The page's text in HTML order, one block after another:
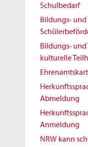
Schulbedarf
Bildungs-
Bildungs- und
kulturelle
Abmeldung
Anmeldung
NRW kann